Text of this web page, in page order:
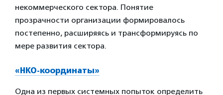
некоммерческого сектора. Понятие
прозрачности организации формировалось
постепенно, расширяясь и трансформируясь по
мере развития сектора.
«НКО-координаты»
Одна из первых системных попыток определить